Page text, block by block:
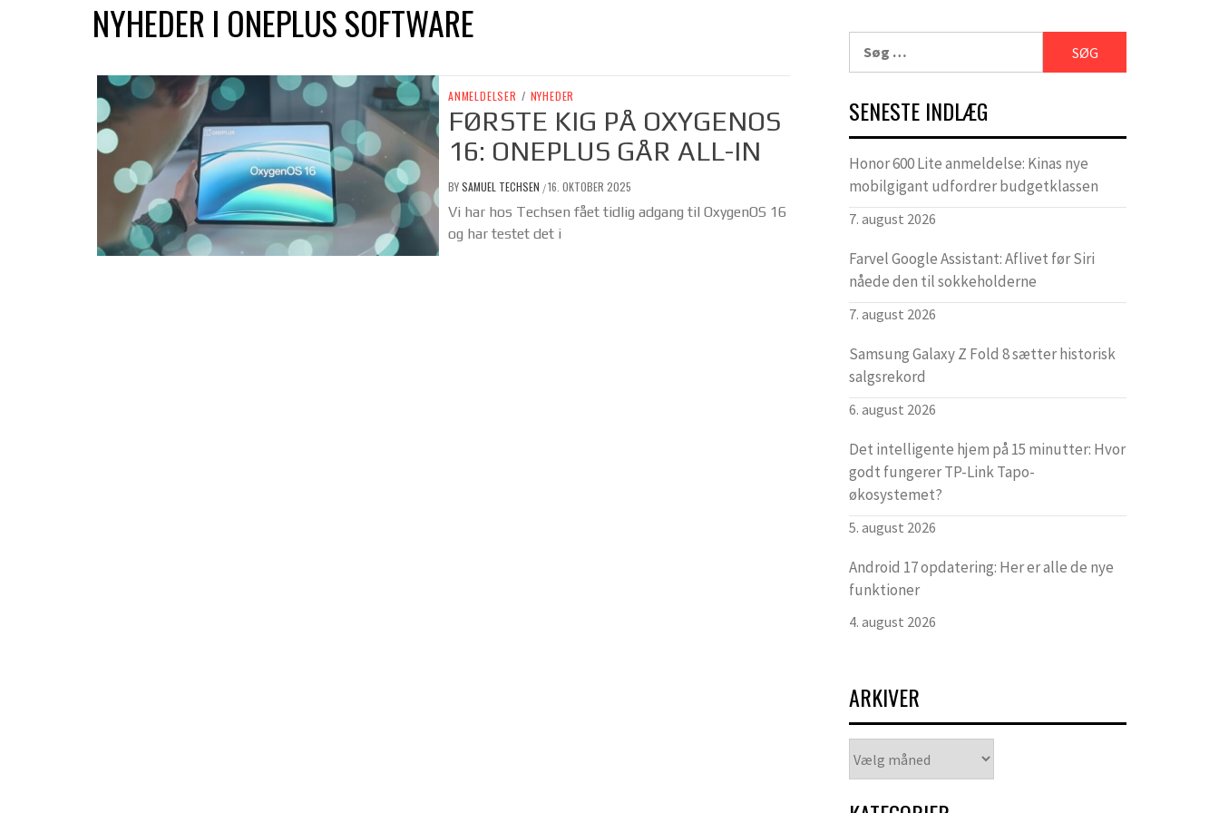
NYHEDER I ONEPLUS SOFTWARE
ANMELDELSER / NYHEDER
FØRSTE KIG PÅ OXYGENOS
16: ONEPLUS GÅR ALL-IN
BYSAMUEL TECHSEN /16. OKTOBER 2025
Vi har hos Techsen fået tidlig adgang til OxygenOS 16
og har testet det i
efter:
SENESTE INDLÆG
Honor 600 Lite anmeldelse: Kinas nye
mobilgigant udfordrer budgetklassen
7. august 2026
Farvel Google Assistant: Aflivet før Siri
nåede den til sokkeholderne
7. august 2026
Samsung Galaxy Z Fold 8 sætter historisk
salgsrekord
6. august 2026
Det intelligente hjem på 15 minutter: Hvor
godt fungerer TP-Link Tapo-
økosystemet?
5. august 2026
Android 17 opdatering: Her er alle de nye
funktioner
4. august 2026
ARKIVER